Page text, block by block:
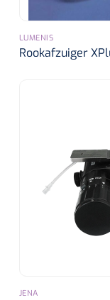
LUMENIS
Rookafzuiger
JENA